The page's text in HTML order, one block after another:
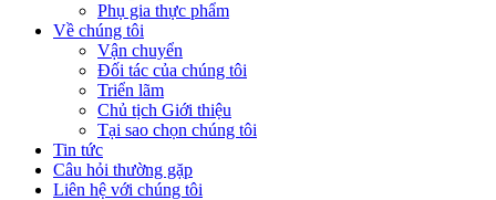
Phụ gia thực phẩm
Về chúng tôi
Vận chuyển
Đối tác của chúng tôi
Triển lãm
Chủ tịch Giới thiệu
Tại sao chọn chúng tôi
Tin tức
Câu hỏi thường gặp
Liên hệ với chúng tôi